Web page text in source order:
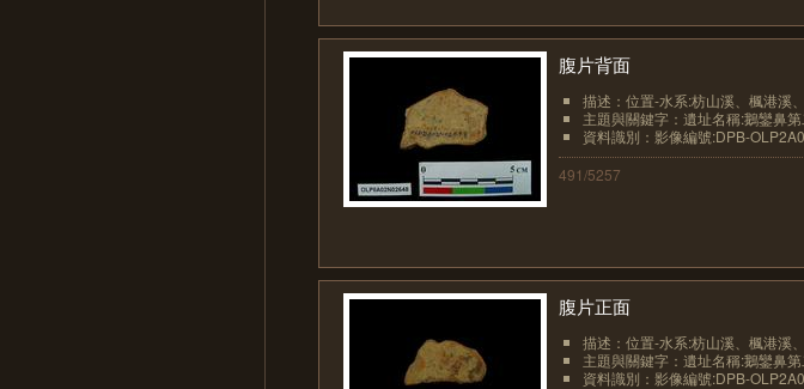
腹片背面
描述：位置-水系:枋山溪、楓港溪
主題與關鍵字：遺址名稱:鵝鑾鼻
資料識別：影像編號:DPB-
491/5257
腹片正面
描述：位置-水系:枋山溪、楓港溪
主題與關鍵字：遺址名稱:鵝鑾鼻
資料識別：影像編號:DPB-